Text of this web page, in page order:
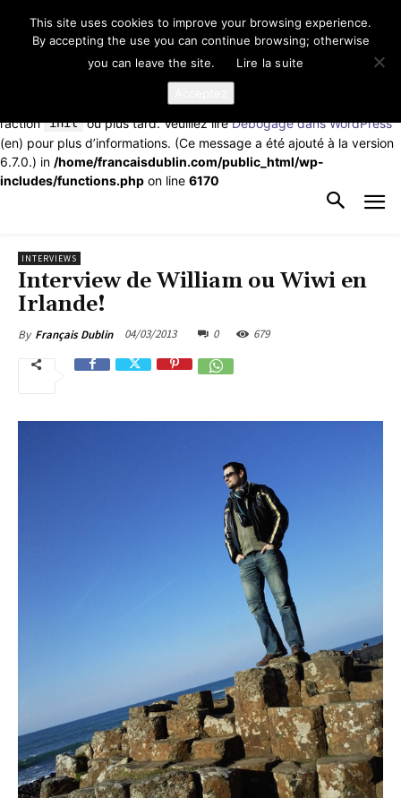
Notice: La fonction _load_textdomain_just_in_time a été appelée de
façonincorrecte. Le chargement de la traduction pour le domaine
td-cloud-library a été déclenché trop tôt. Cela indique
généralement que du code dans l’extension ou le thème s’exécute
trop tôt. Les traductions doivent être chargées au moment de
l’action init ou plus tard. Veuillez lireDébogage dans WordPress
(en) pour plus d’informations. (Ce message a été ajouté à la version
6.7.0.) in /home/francaisdublin.com/public_html/wp-
includes/functions.php on line 6170
INTERVIEWS
Interview de William ou Wiwi en
Irlande!
By Français Dublin 04/03/2013 0 679
This site uses cookies to improve your browsing experience.
By accepting the use you can continue browsing; otherwise
you can leave the site.
Lire la suite